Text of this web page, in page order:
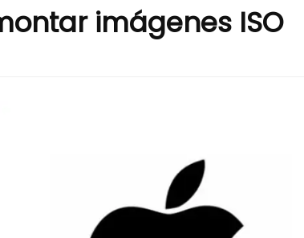
imágenes ISO